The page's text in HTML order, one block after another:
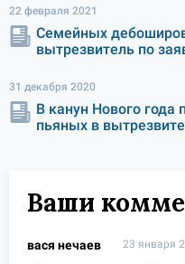
22 февраля 2021
Семейных
вытрезвитель по
31 декабря 2020
В канун Нового года
пьяных в
Ваши
вася нечаев 23 января